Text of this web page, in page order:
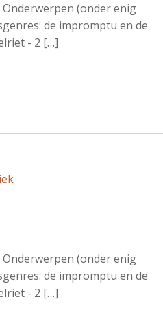
(onder enig
de impromptu en de
- 2 […]
(onder enig
de impromptu en de
- 2 […]